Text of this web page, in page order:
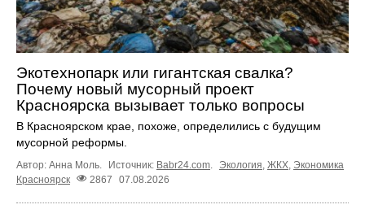
Экотехнопарк или гигантская свалка?
Почему новый мусорный проект
Красноярска вызывает только вопросы
В Красноярском крае, похоже, определились с будущим
мусорной реформы.
Автор: Анна Моль. Источник: Babr24.com. Экология, ЖКХ, Экономика
Красноярск
2867 07.08.2026